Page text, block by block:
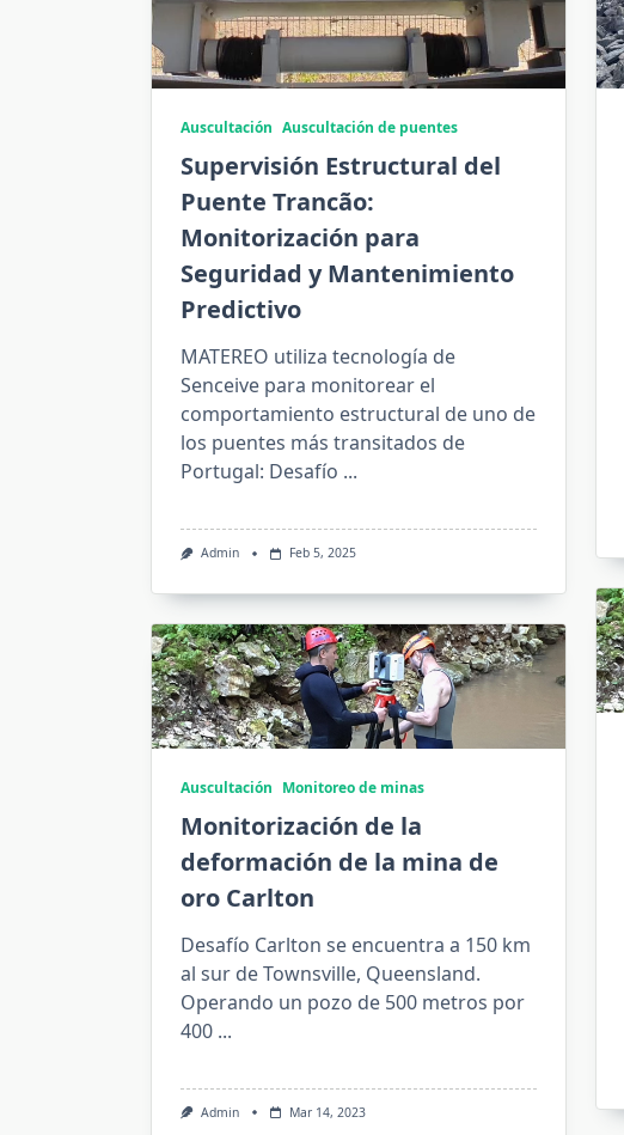
Auscultación Auscultación de puentes
Supervisión Estructural del
Puente Trancão:
Monitorización para
Seguridad y Mantenimiento
Predictivo
MATEREO utiliza tecnología de
Senceive para monitorear el
comportamiento estructural de uno de
los puentes más transitados de
Portugal: Desafío ...
Admin Feb 5, 2025
Auscultación Monitoreo de minas
Monitorización de la
deformación de la mina de
oro Carlton
Desafío Carlton se encuentra a 150 km
al sur de Townsville, Queensland.
Operando un pozo de 500 metros por
400 ...
Admin Mar 14, 2023